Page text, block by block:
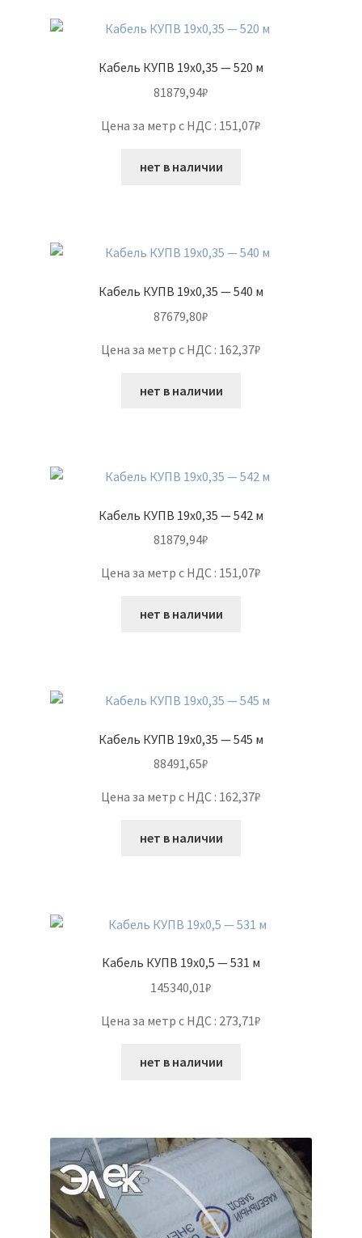
Кабель КУПВ 19х0,35 — 520 м
81879,94₽
Цена за метр с НДС : 151,07₽
нет в наличии
Кабель КУПВ 19х0,35 — 540 м
87679,80₽
Цена за метр с НДС : 162,37₽
нет в наличии
Кабель КУПВ 19х0,35 — 542 м
81879,94₽
Цена за метр с НДС : 151,07₽
нет в наличии
Кабель КУПВ 19х0,35 — 545 м
88491,65₽
Цена за метр с НДС : 162,37₽
нет в наличии
Кабель КУПВ 19х0,5 — 531 м
145340,01₽
Цена за метр с НДС : 273,71₽
нет в наличии